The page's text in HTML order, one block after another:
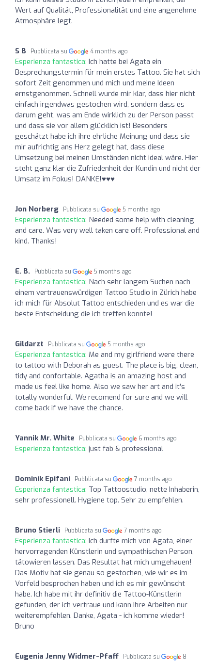
Wert auf Qualität, Professionalität und eine angenehme
Atmosphäre legt.
S B Pubblicata su 4 months ago
Esperienza fantastica: Ich hatte bei Agata ein
Besprechungstermin für mein erstes Tattoo. Sie hat sich
sofort Zeit genommen und mich und meine Ideen
ernstgenommen. Schnell wurde mir klar, dass hier nicht
einfach irgendwas gestochen wird, sondern dass es
darum geht, was am Ende wirklich zu der Person passt
und dass sie vor allem glücklich ist! Besonders
geschätzt habe ich ihre ehrliche Meinung und dass sie
mir aufrichtig ans Herz gelegt hat, dass diese
Umsetzung bei meinen Umständen nicht ideal wäre. Hier
steht ganz klar die Zufriedenheit der Kundin und nicht der
Umsatz im Fokus! DANKE!♥️♥️♥️
Jon Norberg Pubblicata su 5 months ago
Esperienza fantastica: Needed some help with cleaning
and care. Was very well taken care off. Professional and
kind. Thanks!
E. B. Pubblicata su 5 months ago
Esperienza fantastica: Nach sehr langem Suchen nach
einem vertrauenswürdigen Tattoo Studio in Zürich habe
ich mich für Absolut Tattoo entschieden und es war die
beste Entscheidung die ich treffen konnte!
Gildarzt Pubblicata su 5 months ago
Esperienza fantastica: Me and my girlfriend were there
to tattoo with Deborah as guest. The place is big, clean,
tidy and confortable. Agatha is an amazing host and
made us feel like home. Also we saw her art and it's
totally wonderful. We recomend for sure and we will
come back if we have the chance.
Yannik Mr. White Pubblicata su 6 months ago
Esperienza fantastica: just fab & professional
Dominik Epifani Pubblicata su 7 months ago
Esperienza fantastica: Top Tattoostudio, nette Inhaberin,
sehr professionell. Hygiene top. Sehr zu empfehlen.
Bruno Stierli Pubblicata su 7 months ago
Esperienza fantastica: Ich durfte mich von Agata, einer
hervorragenden Künstlerin und sympathischen Person,
tätowieren lassen. Das Resultat hat mich umgehauen!
Das Motiv hat sie genau so gestochen, wie wir es im
Vorfeld besprochen haben und ich es mir gewünscht
habe. Ich habe mit ihr definitiv die Tattoo-Künstlerin
gefunden, der ich vertraue und kann Ihre Arbeiten nur
weiterempfehlen. Danke, Agata - ich komme wieder!
Bruno
Eugenia Jenny Widmer-Pfaff Pubblicata su
8